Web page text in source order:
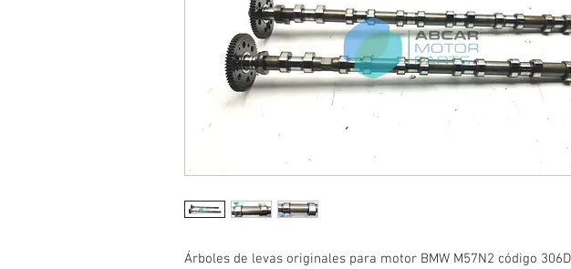
Árboles de levas originales para motor BMW M57N2 código